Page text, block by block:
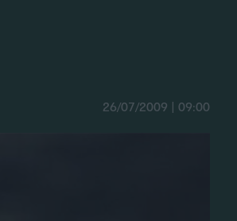
26/07/2009 | 09:00